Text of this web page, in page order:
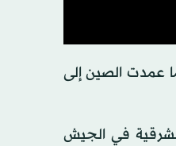
عمدت الصين إلى
في الجيش